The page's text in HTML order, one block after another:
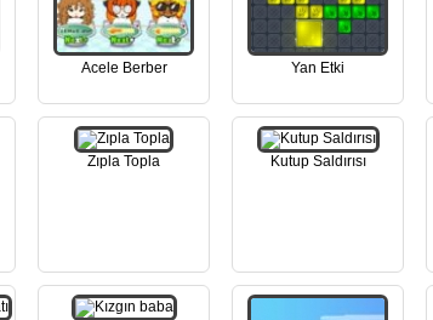
Acele Berber Yan Etki
Zıpla Topla Kutup Saldırısı